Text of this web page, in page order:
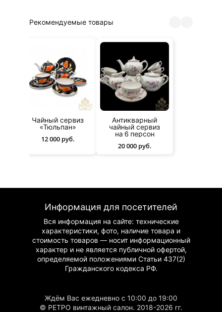
Рекомендуемые товары
сервиз
Антикварный
чайный сервиз
Информация для посетителей
Вся информация на сайте: технические
характеристики, фото, наличие товара и
стоимость товаров — носит информационный
характер и не является публичной офертой,
определяемой положениями Статьи 437(2)
Гражданскогокодекса РФ.
Ждём Вас ежедневно с 10:00 до 19:00
© РЕТРО винтажный салон. 2018-2026 гг.